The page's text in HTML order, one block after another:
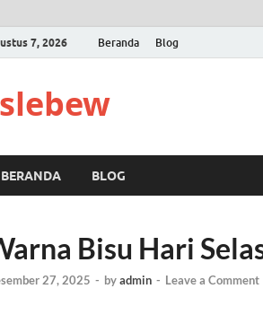
7, 2026 Beranda Blog
slebew
BERANDA BLOG
Bisu Hari
27, 2025 - byadmin - Leave a Comment